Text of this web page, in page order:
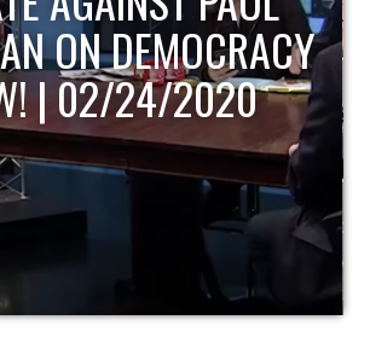
ON DEMOCRACY
| 02/24/2020